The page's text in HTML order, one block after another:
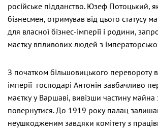
російське підданство. Юзеф Потоцький,
бізнесмен, отримував від цього статусу
для власної бізнес-імперії і родини,
маєтку впливових людей з
З початком більшовицького перевороту в
імперії господарі Антонін завбачливо
маєтку у Варшаві, вивізши частину майна
повернутися. До 1919 року палац
неушкодженим завдяки комітету з